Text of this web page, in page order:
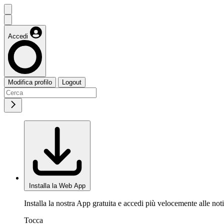
Accedi
Modifica profilo Logout
Installa la Web App
Installa la nostra App gratuita e accedi più velocemente alle
Tocca